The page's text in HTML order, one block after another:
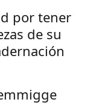
por tener
de su